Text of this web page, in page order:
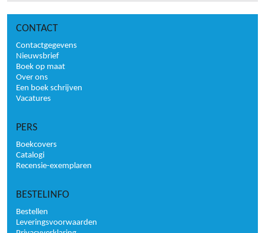
CONTACT
Contactgegevens
Nieuwsbrief
Boek op maat
Over ons
Een boek schrijven
Vacatures
PERS
Boekcovers
Catalogi
Recensie-exemplaren
BESTELINFO
Bestellen
Leveringsvoorwaarden